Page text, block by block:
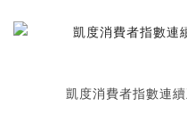
凱度消費者指數連